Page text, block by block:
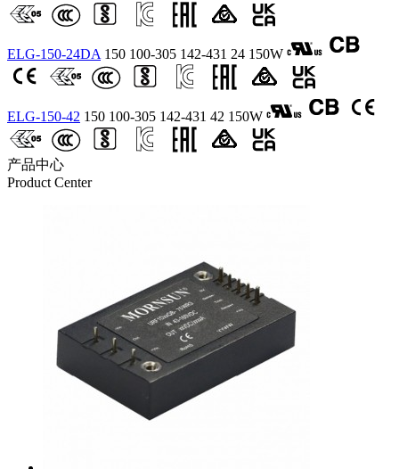
ELG-150-24DA 150 100-305 142-431 24 150W
ELG-150-42 150 100-305 142-431 42 150W
产品中心
Product Center